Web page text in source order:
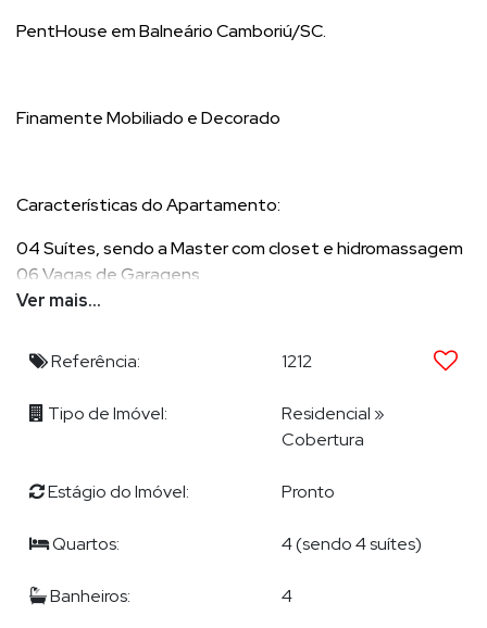
PentHouse em Balneário Camboriú/SC.
Finamente Mobiliado e Decorado
Características do Apartamento:
04 Suítes, sendo a Master com closet e hidromassagem
06 Vagas de Garagens
01 Apartamento Por Andar
260m2 Privativos
42 Pavimentos
Piscina Semi-Olímpica
Academia
Ver mais...
Referência: 1212
Tipo de Imóvel: Residencial »
Cobertura
Estágio do Imóvel: Pronto
Quartos: 4 (sendo 4 suítes)
Banheiros: 4